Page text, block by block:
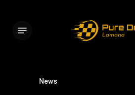
main
News